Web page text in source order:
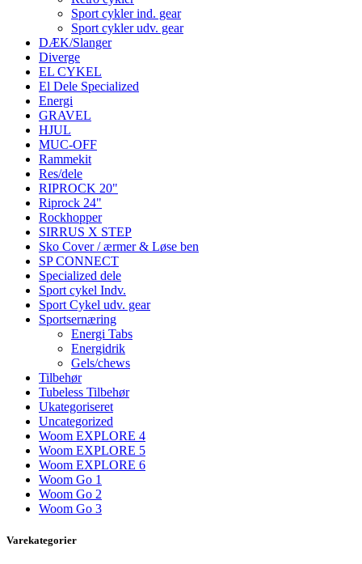
Sport cykler ind. gear
Sport cykler udv. gear
DÆK/Slanger
Diverge
EL CYKEL
El Dele Specialized
Energi
GRAVEL
HJUL
MUC-OFF
Rammekit
Res/dele
RIPROCK 20"
Riprock 24"
Rockhopper
SIRRUS X STEP
Sko Cover / ærmer & Løse ben
SP CONNECT
Specialized dele
Sport cykel Indv.
Sport Cykel udv. gear
Sportsernæring
Energi Tabs
Energidrik
Gels/chews
Tilbehør
Tubeless Tilbehør
Ukategoriseret
Uncategorized
Woom EXPLORE 4
Woom EXPLORE 5
Woom EXPLORE 6
Woom Go 1
Woom Go 2
Woom Go 3
Varekategorier